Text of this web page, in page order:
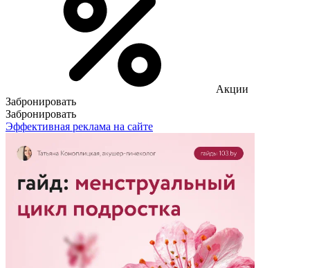
Акции
Забронировать
Забронировать
Эффективная реклама на сайте